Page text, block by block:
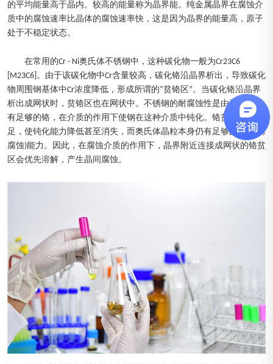
的平均能量高于晶内。较高的能量称为晶界能。纯金属晶界在腐蚀介
质中的腐蚀速率比晶体的腐蚀速率快，这是因为晶界的能量高，原子
处于不稳定状态。
在常用的Cr - Ni奥氏体不锈钢中，这种碳化物一般为Cr23C6
[M23C6]。由于该碳化物中Cr含量较高，碳化铬沿晶界析出，导致碳化
物周围钢基体中Cr浓度降低，形成所谓的“贫铬区”。当碳化铬沿晶界
析出成网状时，贫铬区也在网状中。不锈钢的耐腐蚀性是由于钢中含
有足够的铬，在介质的作用下使钢在这种介质中钝化。铬贫区铬量不
足，使钝化能力降低甚至消失，而奥氏体晶粒本身仍有足够的钝化(耐
腐蚀)能力。因此，在腐蚀介质的作用下，晶界附近连接成网状的铬贫
区会优先溶解，产生晶间腐蚀。